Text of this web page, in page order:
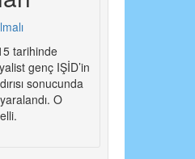
tarihinde
genç IŞİD’in
sonucunda
O